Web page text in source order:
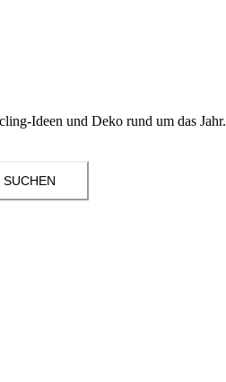
Ideen und Deko rund um das Jahr.